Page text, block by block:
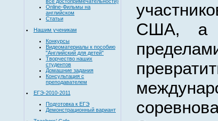
Online-Фильмы на
английском
Статьи
Нашим ученикам
Конкурсы
Видеоматериалы к пособию
"Английский для детей"
Творчество наших
студентов
Домашние задания
Консультация с
преподавателем
ЕГЭ-2010-2011
Подготовка к ЕГЭ
Демонстрационный вариант
США, а